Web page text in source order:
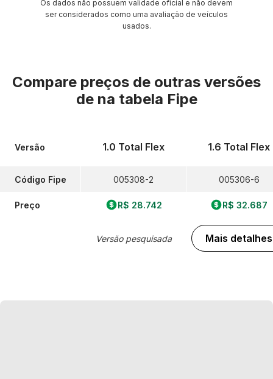
Os dados não possuem validade oficial e não devem
ser considerados como uma avaliação de veículos
usados.
Compare preços de outras versões
de na tabela Fipe
Versão
Código Fipe
Preço
1.0 Total Flex
005308-2
R$ 28.742
Versão pesquisada
1.6 Total Flex
005306-6
R$ 32.687
Mais detalhes